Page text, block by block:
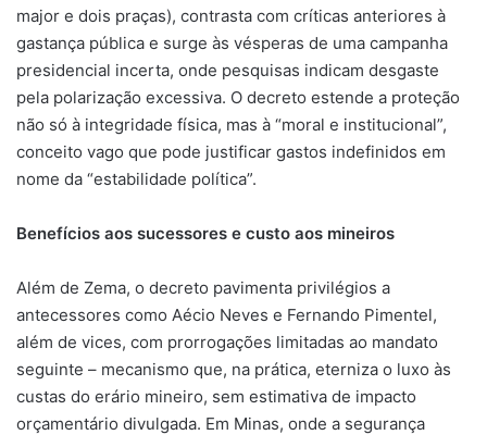
major e dois praças), contrasta com críticas anteriores à
gastança pública e surge às vésperas de uma campanha
presidencial incerta, onde pesquisas indicam desgaste
pela polarização excessiva. O decreto estende a proteção
não só à integridade física, mas à “moral e institucional”,
conceito vago que pode justificar gastos indefinidos em
nome da “estabilidade política”.
Benefícios aos sucessores e custo aos mineiros
Além de Zema, o decreto pavimenta privilégios a
antecessores como Aécio Neves e Fernando Pimentel,
além de vices, com prorrogações limitadas ao mandato
seguinte – mecanismo que, na prática, eterniza o luxo às
custas do erário mineiro, sem estimativa de impacto
orçamentário divulgada. Em Minas, onde a segurança